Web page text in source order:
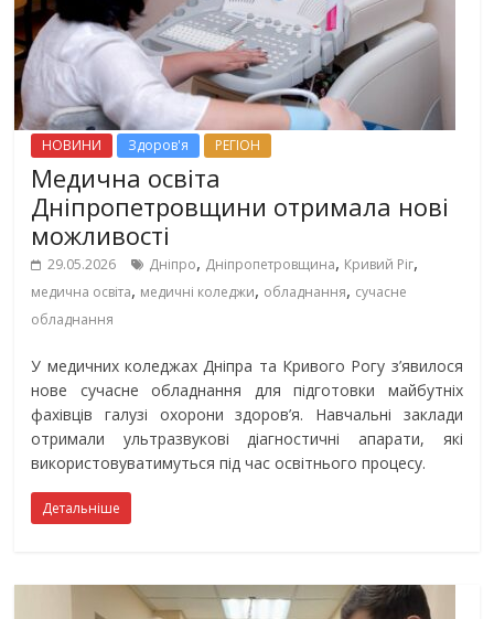
НОВИНИ Здоров'я РЕГІОН
Медична освіта
Дніпропетровщини отримала нові
можливості
29.05.2026 Дніпро, Дніпропетровщина, Кривий Ріг,
медична освіта, медичні коледжи, обладнання, сучасне
обладнання
У медичних коледжах Дніпра та Кривого Рогу з’явилося
нове сучасне обладнання для підготовки майбутніх
фахівців галузі охорони здоров’я. Навчальні заклади
отримали ультразвукові діагностичні апарати, які
використовуватимуться під час освітнього процесу.
Детальніше